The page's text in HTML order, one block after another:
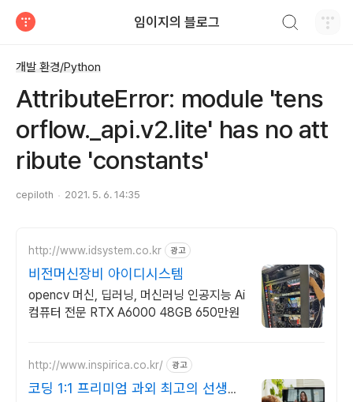
임이지의 블로그
개발 환경/Python
AttributeError: module 'tens
orflow._api.v2.lite' has no att
ribute 'constants'
cepiloth 2021. 5. 6. 14:35
http://www.idsystem.co.kr 광고
비전머신장비 아이디시스템
opencv 머신, 딥러닝, 머신러닝 인공지능 Ai
컴퓨터 전문 RTX A6000 48GB 650만원
http://www.inspirica.co.kr/ 광고
코딩 1:1 프리미엄 과외 최고의 선생님